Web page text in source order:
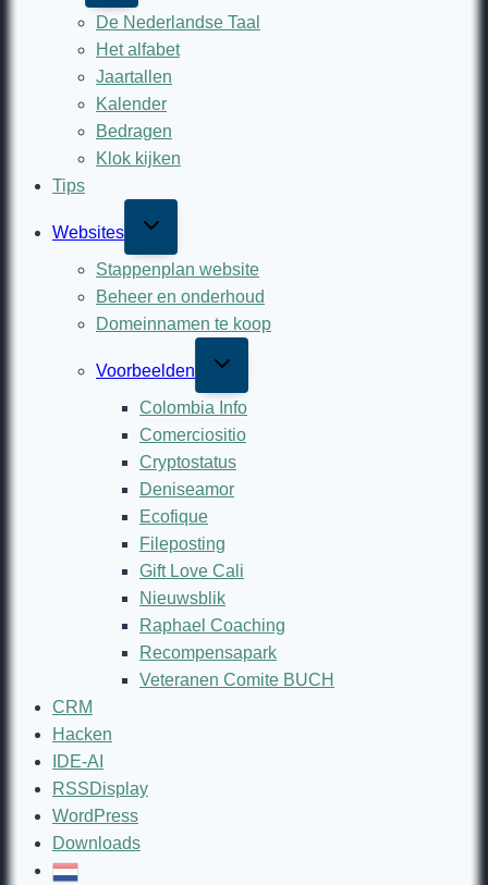
menu
De Nederlandse Taal
Het alfabet
Jaartallen
Kalender
Bedragen
Klok kijken
Tips
Websites
Toggle
menu
Stappenplan website
Beheer en onderhoud
Domeinnamen te koop
Voorbeelden
Toggle
menu
Colombia Info
Comerciositio
Cryptostatus
Deniseamor
Ecofique
Fileposting
Gift Love Cali
Nieuwsblik
Raphael Coaching
Recompensapark
Veteranen Comite BUCH
CRM
Hacken
IDE-AI
RSSDisplay
WordPress
Downloads